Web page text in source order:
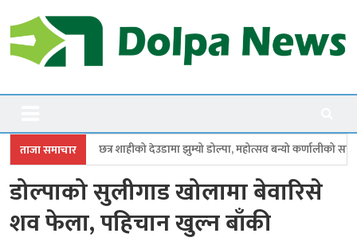
to
content
Dolpanews
ताजा समाचार
देउडामा झुम्यो डोल्पा, महोत्सव बन्यो कर्णालीको सांगीतिक उत्सव
डोल्पाको सुलीगाड खोलामा बेवारिसे
शव फेला, पहिचान खुल्न बाँकी